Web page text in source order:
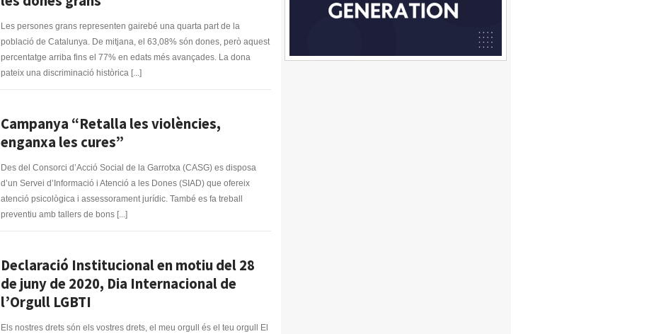
Les persones grans representen gairebé una quarta part de la
població de Catalunya. De mitjana, el 63,08% són dones, però aquest
percentatge arriba fins el 77% en edats més avançades. La dona
pateix una discriminació històrica [...]
Campanya “Retalla les violències,
enganxa les cures”
Des del Consorci d’Acció Social de la Garrotxa (CASG) es disposa
d’un Servei d’Informació i Atenció a les Dones (SIAD) que ofereix
atenció psicològica i assessorament jurídic. També es fa treball
preventiu amb tallers de bons [...]
Declaració Institucional en motiu del 28
de juny de 2020, Dia Internacional de
l’Orgull LGBTI
Els nostres drets són els vostres drets, el meu orgull és el teu orgull El